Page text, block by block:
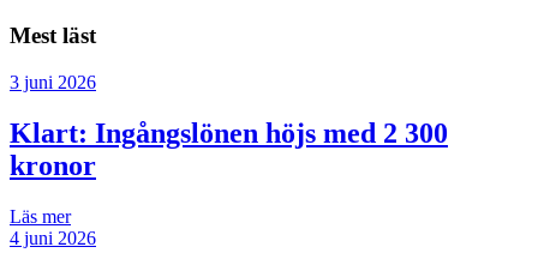
Mest läst
3 juni 2026
Klart: Ingångslönen höjs med 2 300
kronor
Läs mer
4 juni 2026